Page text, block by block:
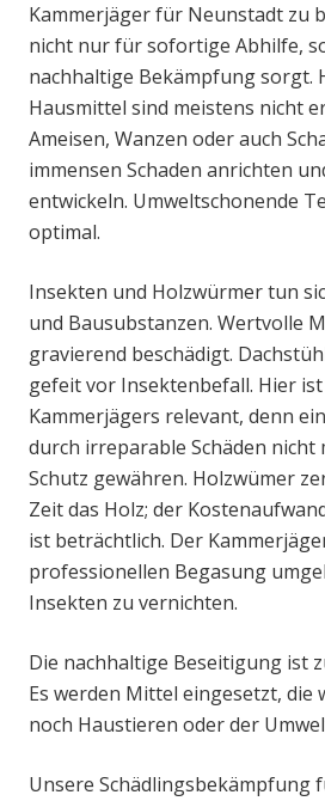
Kammerjäger für Neunstadt zu
nicht nur für sofortige Abhilfe,
nachhaltige Bekämpfung sorgt.
Hausmittel sind meistens nicht
Ameisen, Wanzen oder auch
immensen Schaden anrichten
entwickeln. Umweltschonende
optimal.
Insekten und Holzwürmer tun
und Bausubstanzen. Wertvolle
gravierend beschädigt.
gefeit vor Insektenbefall. Hier ist
Kammerjägers relevant, denn
durch irreparable Schäden nicht
Schutz gewähren. Holzwümer
Zeit das Holz; der
ist beträchtlich. Der
professionellen Begasung
Insekten zu vernichten.
Die nachhaltige Beseitigung ist
Es werden Mittel eingesetzt, die
noch Haustieren oder der
Unsere Schädlingsbekämpfung